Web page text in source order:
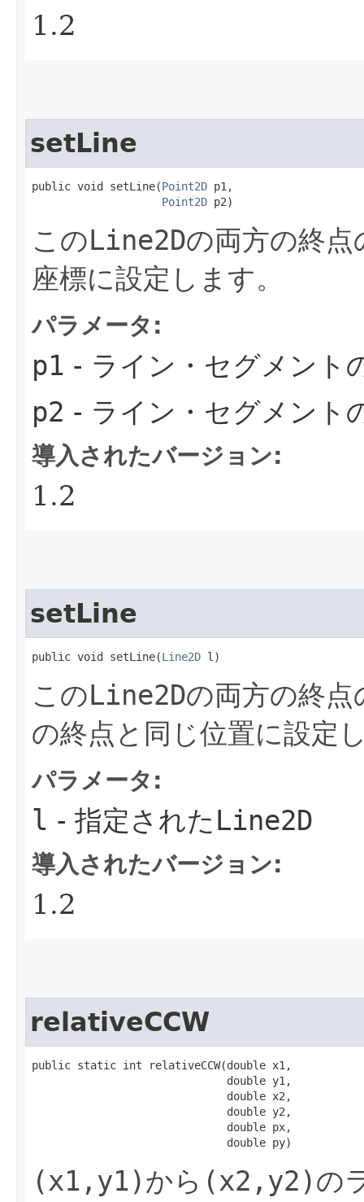
1.2
setLine
public void setLine​(Point2D p1,
Point2D p2)
このLine2Dの両方の終
座標に設定します。
パラメータ:
p1 - ライン・セグメント
p2 - ライン・セグメント
導入されたバージョン:
1.2
setLine
public void setLine​(Line2D l)
このLine2Dの両方の終
の終点と同じ位置に設定
パラメータ:
l - 指定された Line2D
導入されたバージョン:
1.2
relativeCCW
public static int relativeCCW​(double x1,
                              double y1,
                              double x2,
                              double y2,
                              double px,
                              double py)
(x1,y1)から (x2,y2)の